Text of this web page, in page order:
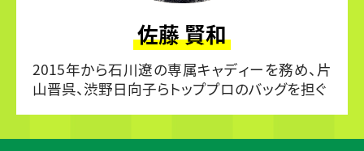
佐藤 賢和
2015年から石川遼の専属キャディーを務め、片
山晋呉、渋野日向子らトッププロのバッグを担ぐ